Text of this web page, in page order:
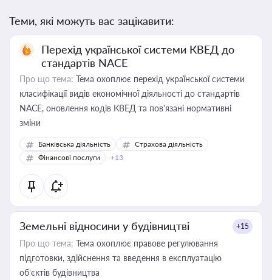
Теми, які можуть вас зацікавити:
Перехід української системи КВЕД до
стандартів NACE
Про що тема: Тема охоплює перехід української системи
класифікації видів економічної діяльності до стандартів
NACE, оновлення кодів КВЕД та пов'язані нормативні
зміни
Банківська діяльність
Страхова діяльність
Фінансові послуги
+13
Земельні відносини у будівництві +15
Про що тема: Тема охоплює правове регулювання
підготовки, здійснення та введення в експлуатацію
об’єктів будівництва